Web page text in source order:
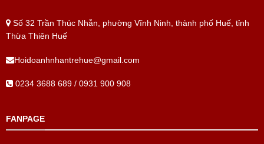
Số 32 Trần Thúc Nhẫn, phường Vĩnh Ninh, thành phố Huế, tỉnh
Thừa Thiên Huế
Hoidoanhnhantrehue@gmail.com
0234 3688 689 / 0931 900 908
FANPAGE